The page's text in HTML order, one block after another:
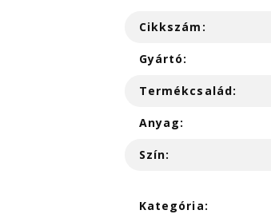
Cikkszám:
Gyártó:
Termékcsalád:
Anyag:
Szín:
Kategória: